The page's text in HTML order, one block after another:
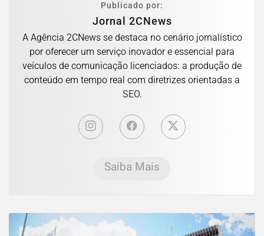
Publicado por:
Jornal 2CNews
A Agência 2CNews se destaca no cenário jornalístico
por oferecer um serviço inovador e essencial para
veículos de comunicação licenciados: a produção de
conteúdo em tempo real com diretrizes orientadas a
SEO.
Saiba Mais